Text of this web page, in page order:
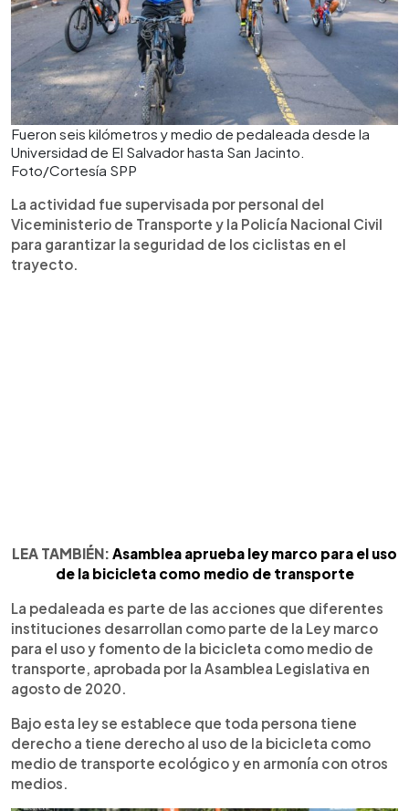
Fueron seis kilómetros y medio de pedaleada desde la
Universidad de El Salvador hasta San Jacinto.
Foto/Cortesía SPP
La actividad fue supervisada por personal del
Viceministerio de Transporte y la Policía Nacional Civil
para garantizar la seguridad de los ciclistas en el
trayecto.
LEA TAMBIÉN: Asamblea aprueba ley marco para el uso
de la bicicleta como medio de transporte
La pedaleada es parte de las acciones que diferentes
instituciones desarrollan como parte de la Ley marco
para el uso y fomento de la bicicleta como medio de
transporte, aprobada por la Asamblea Legislativa en
agosto de 2020.
Bajo esta ley se establece que toda persona tiene
derecho a tiene derecho al uso de la bicicleta como
medio de transporte ecológico y en armonía con otros
medios.